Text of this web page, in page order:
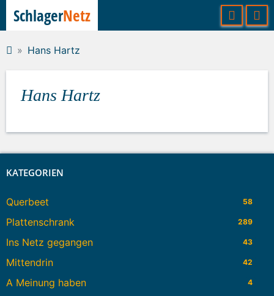
Hans Hartz
Hans Hartz
SchlagerNetz
KATEGORIEN
Querbeet 58
Plattenschrank 289
Ins Netz gegangen 43
Mittendrin 42
A Meinung haben 4